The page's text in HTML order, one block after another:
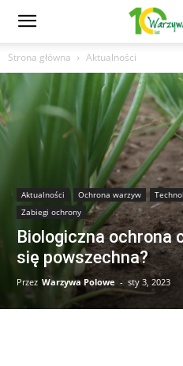
Strona główna Aktualności
Aktualności Ochrona warzyw
Zabiegi ochrony
Biologiczna ochrona
się powszechna?
Przez Warzywa Polowe - sty 3, 2023